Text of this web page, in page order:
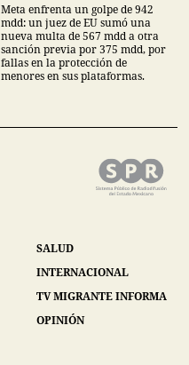
Meta enfrenta un golpe de 942
mdd: un juez de EU sumó una
nueva multa de 567 mdd a otra
sanción previa por 375 mdd, por
fallas en la protección de
menores en sus plataformas.
SALUD
INTERNACIONAL
TV MIGRANTE INFORMA
OPINIÓN